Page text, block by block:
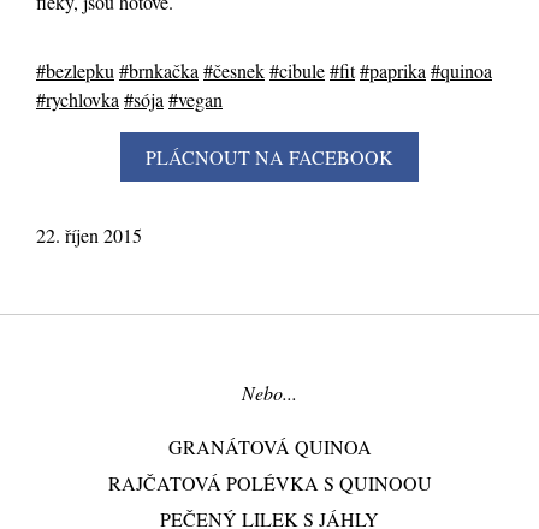
#bezlepku #brnkačka #česnek#cibule#fit#paprika #quinoa
#rychlovka #sója #vegan
22. říjen 2015
Nebo...
GRANÁTOVÁ QUINOA
RAJČATOVÁ POLÉVKA S QUINOOU
PEČENÝ LILEK S JÁHLY